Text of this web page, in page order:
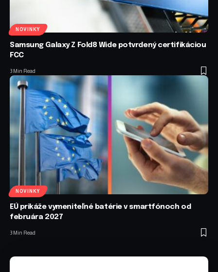
NOVINKY
Samsung Galaxy Z Fold8 Wide potvrdený certifikáciou
FCC
3 Min Read
NOVINKY
EÚ prikáže vymeniteľné batérie v smartfónoch od
februára 2027
3 Min Read